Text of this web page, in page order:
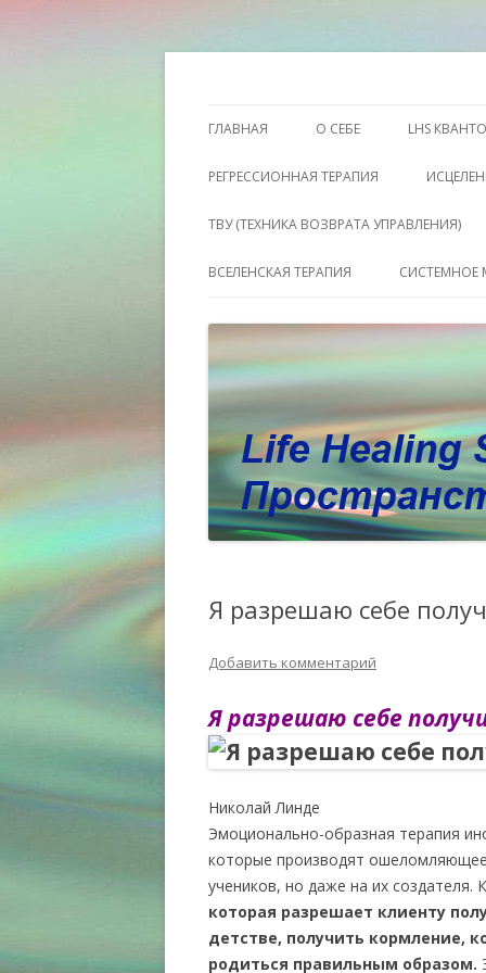
ГЛАВНАЯ О СЕБЕ LHS
РЕГРЕССИОННАЯ ТЕРАПИЯ
ТВУ (ТЕХНИКА ВОЗВРАТА УПРАВЛЕНИЯ)
ВСЕЛЕНСКАЯ ТЕРАПИЯ СИСТЕМНОЕ
Я разрешаю себе
Добавить комментарий
Я разрешаю себе
Николай Линде
Эмоционально-образная терапия
которые производят ошеломляющее
учеников, но даже на их создателя.
которая разрешает клиенту
детстве, получить кормление,
родиться правильным образом.